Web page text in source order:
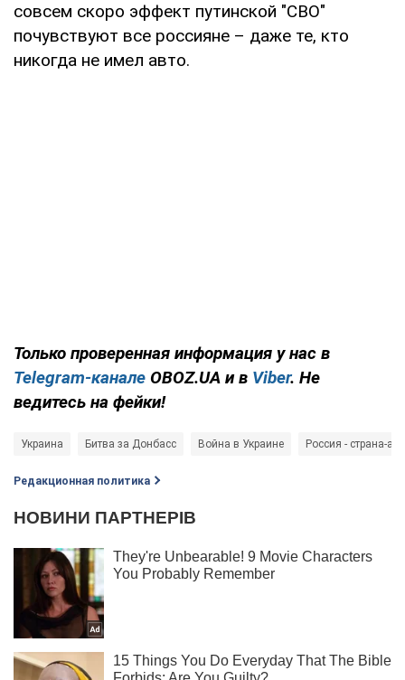
совсем скоро эффект путинской "СВО"
почувствуют все россияне – даже те, кто
никогда не имел авто.
Только проверенная информация у нас в
Telegram-канале OBOZ.UA и в Viber. Не
ведитесь на фейки!
Украина Битва за Донбасс Война в Украине Россия - страна-
Редакционная политика